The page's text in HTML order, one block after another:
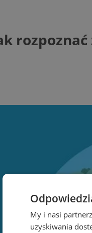
My i nasi
uzyskiwania